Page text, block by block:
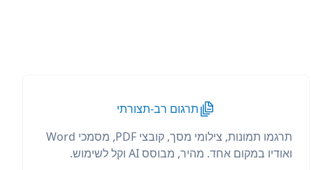
תרגום רב-תצורתי
תרגמו תמונות, צילומי מסך, קובצי PDF, מסמכי Word
ואודיו במקום אחד. מהיר, מבוסס AI וקל לשימוש.